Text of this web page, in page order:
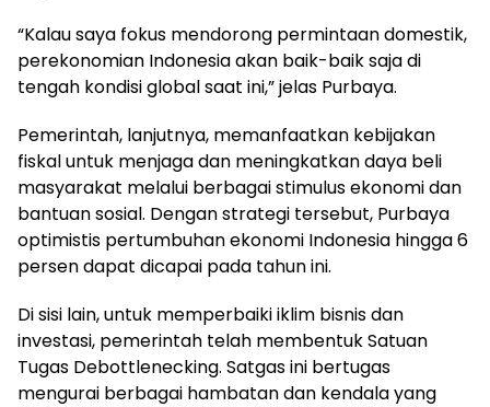
“Kalau saya fokus mendorong permintaan domestik,
perekonomian Indonesia akan baik-baik saja di
tengah kondisi global saat ini,” jelas Purbaya.
Pemerintah, lanjutnya, memanfaatkan kebijakan
fiskal untuk menjaga dan meningkatkan daya beli
masyarakat melalui berbagai stimulus ekonomi dan
bantuan sosial. Dengan strategi tersebut, Purbaya
optimistis pertumbuhan ekonomi Indonesia hingga 6
persen dapat dicapai pada tahun ini.
Di sisi lain, untuk memperbaiki iklim bisnis dan
investasi, pemerintah telah membentuk Satuan
Tugas Debottlenecking. Satgas ini bertugas
mengurai berbagai hambatan dan kendala yang